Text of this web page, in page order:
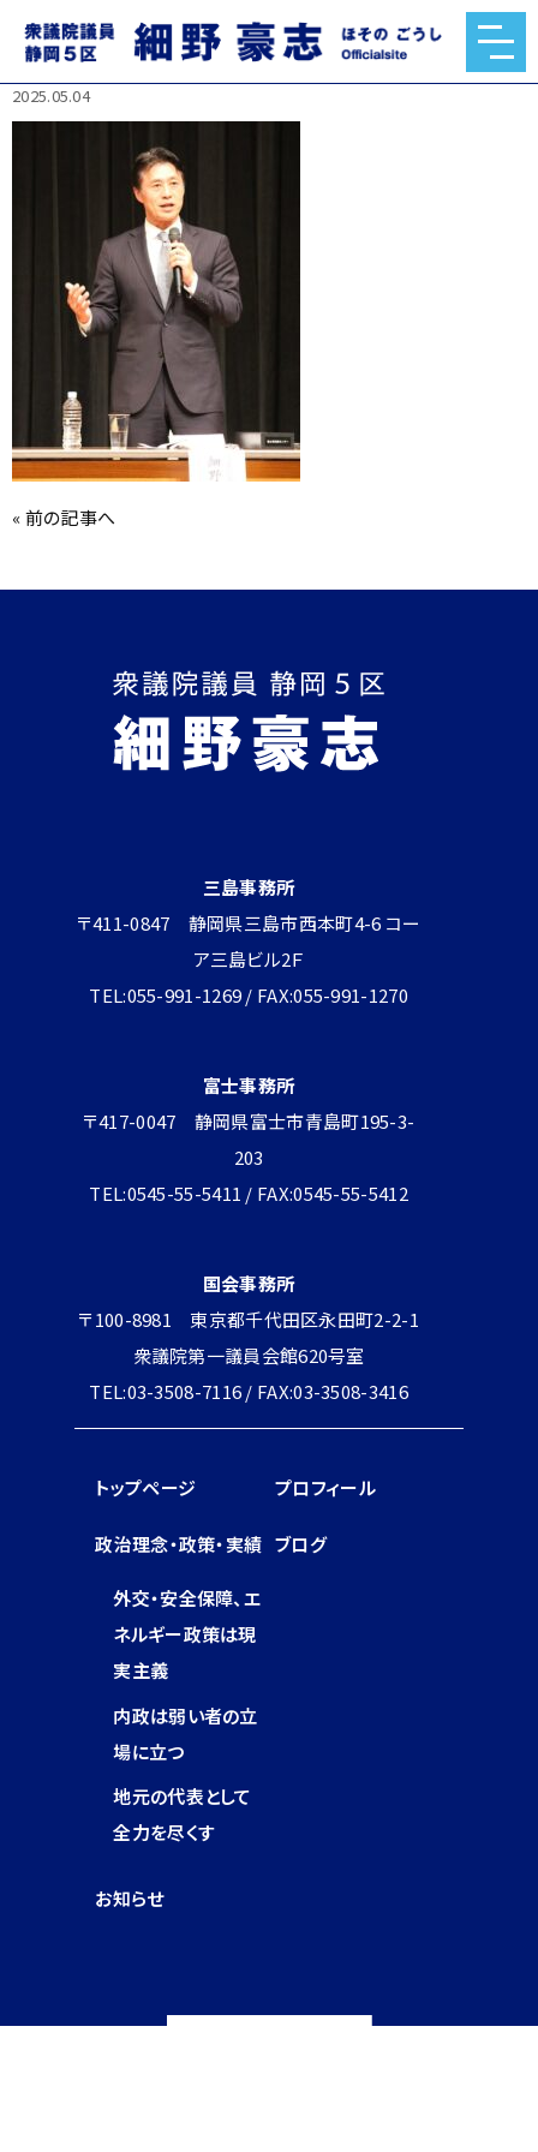
494372307_1073435131265446_19927696804512
23809_n.jpg
2025.05.04
«前の記事へ
三島事務所
〒411-0847 静岡県三島市西本町4-6 コー
ア三島ビル2Ｆ
TEL:055-991-1269 / FAX:055-991-1270
富士事務所
〒417-0047 静岡県富士市青島町195-3-
203
TEL:0545-55-5411 / FAX:0545-55-5412
国会事務所
〒100-8981 東京都千代田区永田町2-2-1
衆議院第一議員会館620号室
TEL:03-3508-7116 / FAX:03-3508-3416
トップページ プロフィール
政治理念・政策・実績
外交・安全保障、エ
ネルギー政策は現
実主義
内政は弱い者の立
場に立つ
地元の代表として
全力を尽くす
ブログ
お知らせ